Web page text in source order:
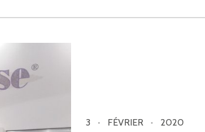
3 FÉVRIER 2020